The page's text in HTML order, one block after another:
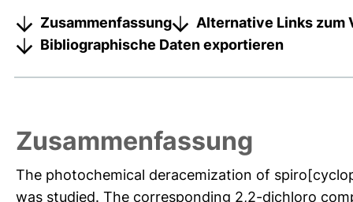
Zusammenfassung
Alternative Links zum
Bibliographische Daten exportieren
Zusammenfassung
The photochemical deracemization of
was studied. The corresponding 2,2-dichloro